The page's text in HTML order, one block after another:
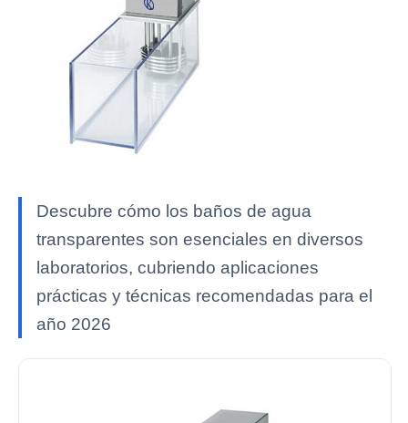
Descubre cómo los baños de agua
transparentes son esenciales en diversos
laboratorios, cubriendo aplicaciones
prácticas y técnicas recomendadas para el
año 2026